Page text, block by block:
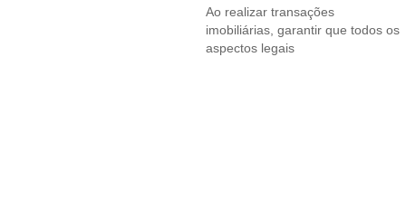
Ao realizar transações
imobiliárias, garantir que todos os
aspectos legais